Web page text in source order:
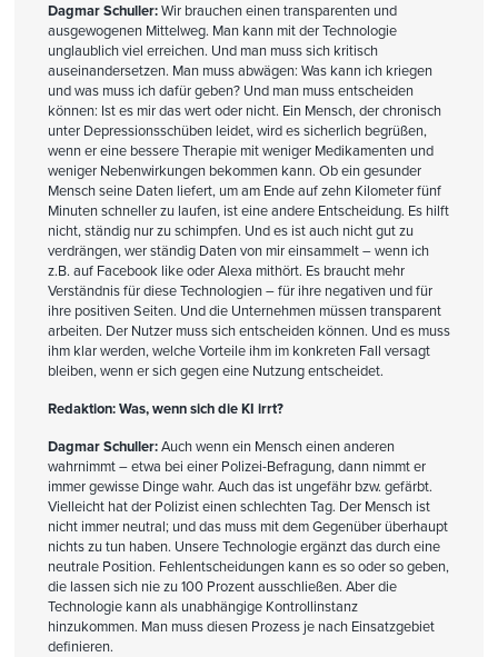
Dagmar Schuller:Wir brauchen einen transparenten und
ausgewogenen Mittelweg. Man kann mit der Technologie
unglaublich viel erreichen. Und man muss sich kritisch
auseinandersetzen. Man muss abwägen: Was kann ich kriegen
und was muss ich dafür geben? Und man muss entscheiden
können: Ist es mir das wert oder nicht. Ein Mensch, der chronisch
unter Depressionsschüben leidet, wird es sicherlich begrüßen,
wenn er eine bessere Therapie mit weniger Medikamenten und
weniger Nebenwirkungen bekommen kann. Ob ein gesunder
Mensch seine Daten liefert, um am Ende auf zehn Kilometer fünf
Minuten schneller zu laufen, ist eine andere Entscheidung. Es hilft
nicht, ständig nur zu schimpfen. Und es ist auch nicht gut zu
verdrängen, wer ständig Daten von mir einsammelt – wenn ich
z.B. auf Facebook like oder Alexa mithört. Es braucht mehr
Verständnis für diese Technologien – für ihre negativen und für
ihre positiven Seiten. Und die Unternehmen müssen transparent
arbeiten. Der Nutzer muss sich entscheiden können. Und es muss
ihm klar werden, welche Vorteile ihm im konkreten Fall versagt
bleiben, wenn er sich gegen eine Nutzung entscheidet.
Redaktion: Was, wenn sich die KI irrt?
Dagmar Schuller:Auch wenn ein Mensch einen anderen
wahrnimmt – etwa bei einer Polizei-Befragung, dann nimmt er
immer gewisse Dinge wahr. Auch das ist ungefähr bzw. gefärbt.
Vielleicht hat der Polizist einen schlechten Tag. Der Mensch ist
nicht immer neutral; und das muss mit dem Gegenüber überhaupt
nichts zu tun haben. Unsere Technologie ergänzt das durch eine
neutrale Position. Fehlentscheidungen kann es so oder so geben,
die lassen sich nie zu 100 Prozent ausschließen. Aber die
Technologie kann als unabhängige Kontrollinstanz
hinzukommen. Man muss diesen Prozess je nach Einsatzgebiet
definieren.